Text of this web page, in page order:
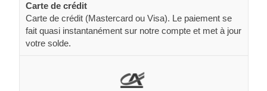
Carte de crédit
Carte de crédit (Mastercard ou Visa). Le paiement se
fait quasi instantanément sur notre compte et met à jour
votre solde.